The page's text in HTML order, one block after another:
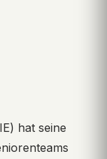
hat seine